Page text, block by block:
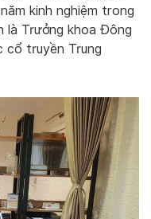
kinh nghiệm trong
là Trưởng khoa Đông
cổ truyền Trung